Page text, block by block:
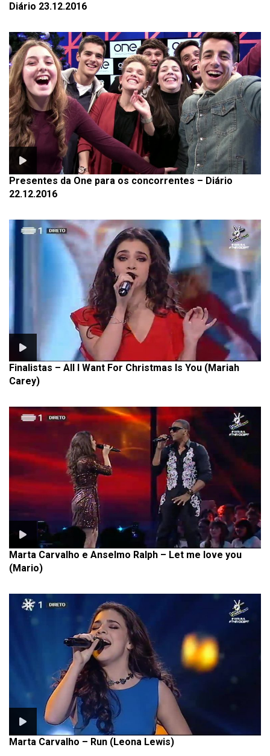
Diário 23.12.2016
Presentes da One para os concorrentes – Diário
22.12.2016
Finalistas – All I Want For Christmas Is You (Mariah
Carey)
Marta Carvalho e Anselmo Ralph – Let me love you
(Mario)
Marta Carvalho – Run (Leona Lewis)